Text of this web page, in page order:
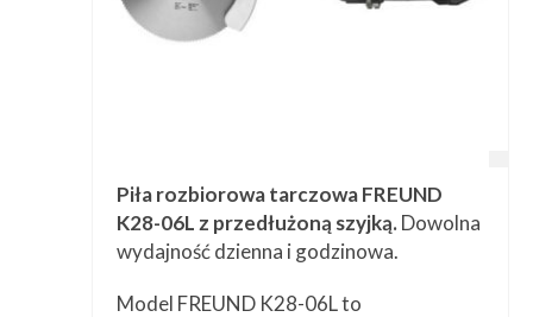
Piła rozbiorowa tarczowa FREUND
K28-06L z przedłużoną szyjką.Dowolna
wydajność dzienna i godzinowa.
Model FREUND K28-06L to